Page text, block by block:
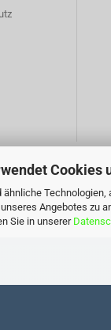
Cookies
ähnliche
Angebotes zu
Sie in unserer